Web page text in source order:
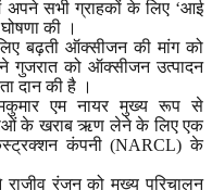
सभी ग्राहकों के लिए ‘आई
की ।
बढ़ती ऑक्सीजन की मांग को
गुजरात को ऑक्सीजन उत्पादन
दान की है ।
एम नायर मुख्य रूप से
के खराब ऋण लेने के लिए एक
कंपनी (NARCL) के
राजीव रंजन को मुख्य परिचालन